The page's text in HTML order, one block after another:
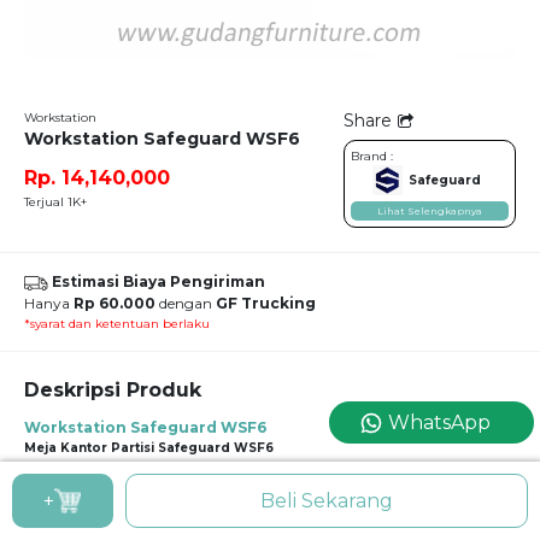
Workstation
Workstation Safeguard WSF6
Rp. 14,140,000
Terjual 1K+
Share
Brand :
Safeguard
Lihat Selengkapnya
Estimasi Biaya Pengiriman
Hanya Rp 60.000 dengan GF Trucking
*syarat dan ketentuan berlaku
Deskripsi Produk
Workstation Safeguard WSF6
Meja Kantor Partisi Safeguard WSF6
Meskipun Anda memiliki konsep open plan bagi area kerja Anda, partisi
setengah yang hanya membatasi area depan meja kerja ini bisa menjadi solusi
bagi kantor Anda, agar konsentrasi tetap terjaga.
+ Beli Sekarang
WhatsApp